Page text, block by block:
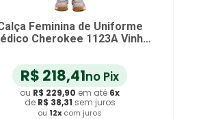
Calça Unissex de Uniforme
Médico Cherokee CKE280A Azul
R$113,91no Pix
ouR$119, 90em até
de R$19 ,98sem juros
ou 12xcom juros